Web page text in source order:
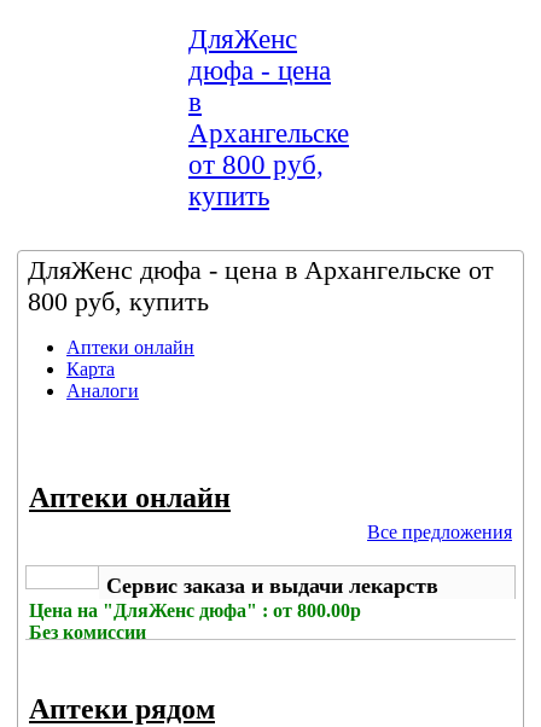
ДляЖенс
дюфа - цена
в
Архангельске
от 800 руб,
купить
ДляЖенс дюфа - цена в Архангельске от
800 руб, купить
Аптеки онлайн
Карта
Аналоги
Аптеки онлайн
Все предложения
Сервис заказа и выдачи лекарств
Цена на "ДляЖенс дюфа" : от 800.00р
Без комиссии
Аптеки рядом